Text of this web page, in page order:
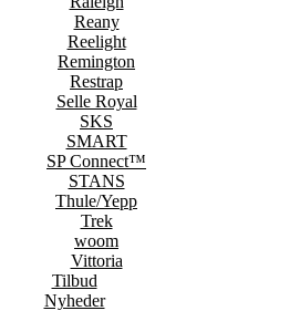
Reany
Reelight
Remington
Restrap
Selle Royal
SKS
SMART
SP Connect™
STANS
Thule/Yepp
Trek
woom
Vittoria
Tilbud
Nyheder